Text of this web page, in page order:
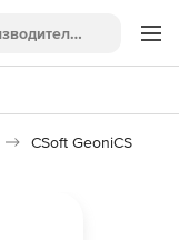
CSoft GeoniCS